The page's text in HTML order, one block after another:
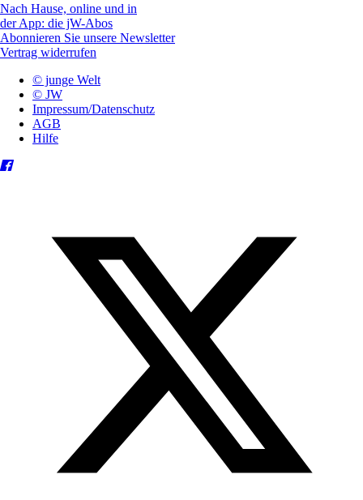
Nach Hause, online und in
der App: die jW-Abos
Abonnieren Sie unsere Newsletter
Vertrag widerrufen
© junge Welt
© JW
Impressum/Datenschutz
AGB
Hilfe